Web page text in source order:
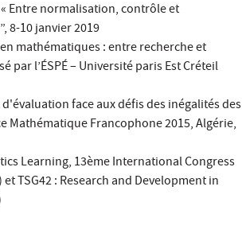
Entre normalisation, contrôle et
8-10 janvier 2019
mathématiques : entre recherche et
l’ÉSPÉ – Université paris Est Créteil
face aux défis des inégalités des
Francophone 2015, Algérie,
Learning, 13ème International Congress
TSG42 : Research and Development in